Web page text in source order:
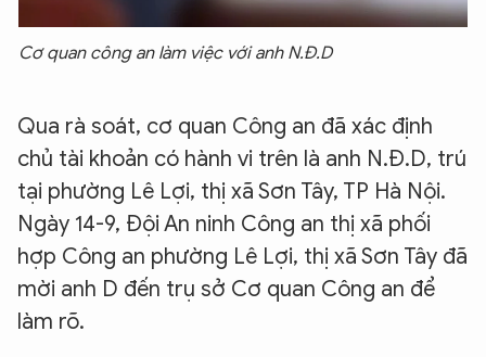
Cơ quan công an làm việc với anh N.Đ.D
Qua rà soát, cơ quan Công an đã xác định
chủ tài khoản có hành vi trên là anh N.Đ.D, trú
tại phường Lê Lợi, thị xã Sơn Tây, TP Hà Nội.
Ngày 14-9, Đội An ninh Công an thị xã phối
hợp Công an phường Lê Lợi, thị xã Sơn Tây đã
mời anh D đến trụ sở Cơ quan Công an để
làm rõ.